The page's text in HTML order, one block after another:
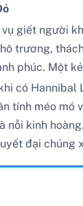
giết người
trương,
phúc. Một
có Hannibal
tính méo mó
nỗi kinh
đại chúng